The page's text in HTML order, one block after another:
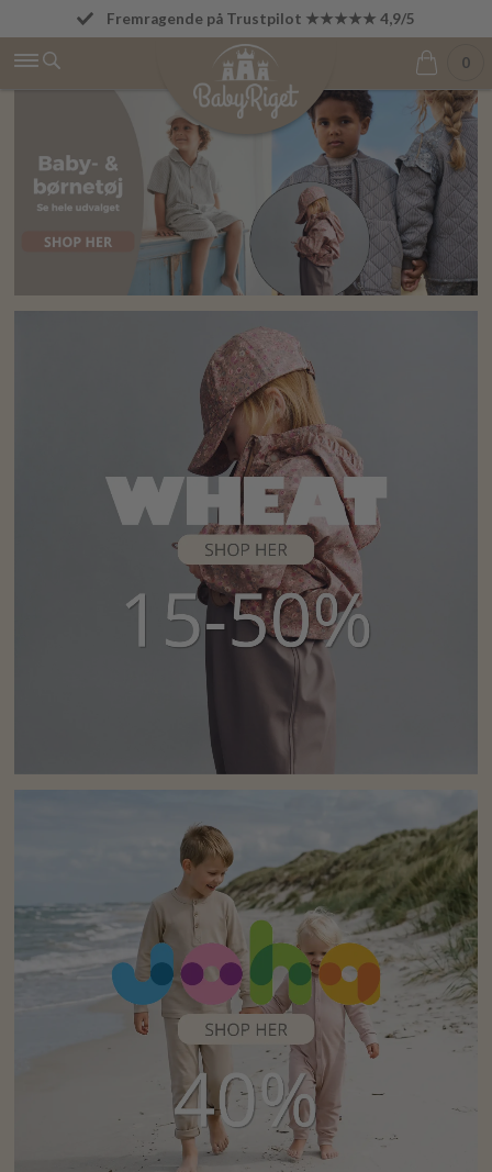
Fremragende på Trustpilot ★★★★★ 4,9/5
Betal først den 1. i næste måned
0